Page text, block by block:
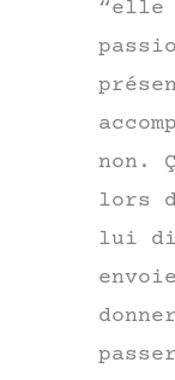
“elle
non.
lors
lui